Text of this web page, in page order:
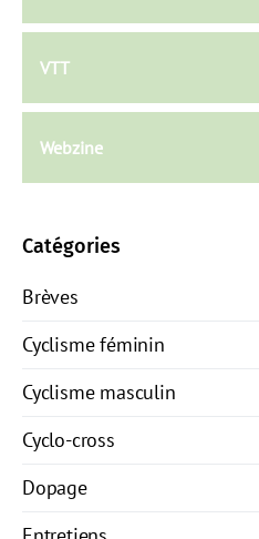
VTT
Webzine
Catégories
Brèves
Cyclisme féminin
Cyclisme masculin
Cyclo-cross
Dopage